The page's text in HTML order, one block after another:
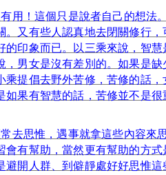
用！這個只是說者自己的想法
。又有些人認真地去閉關修行，
的印象而已。以三乘來說，智慧
男女是沒有差別的。如果是缺
提倡去野外苦修，苦修的話，
如果有智慧的話，苦修並不是很
去思惟，遇事就拿這些內容來
會有幫助，當然更有幫助的方式
開人群、到僻靜處好好思惟這